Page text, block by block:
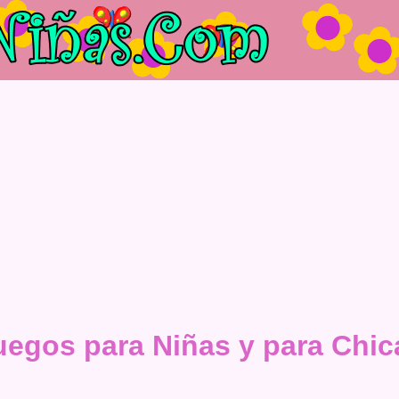
para Niñas y para